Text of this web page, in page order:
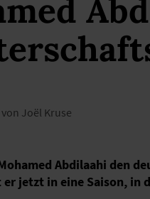
| von Joël Kruse
Abdilaahi den
jetzt in eine Saison, in